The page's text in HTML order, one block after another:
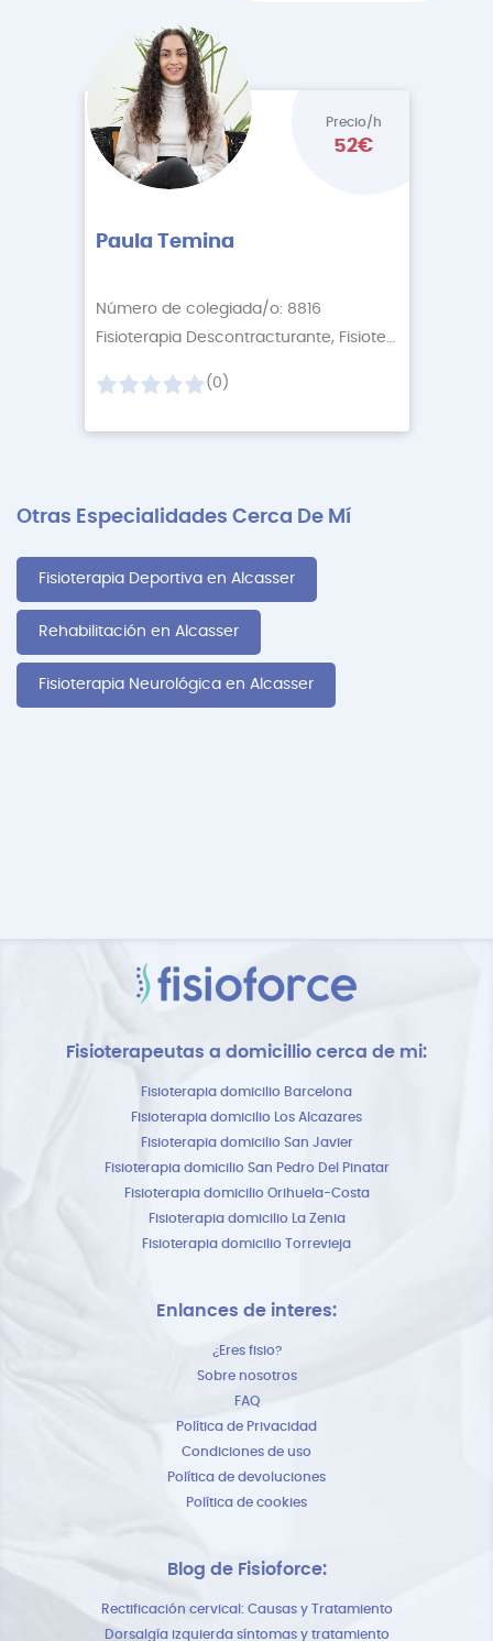
Precio/h
52€
Paula Temina
Número de colegiada/o: 8816
Fisioterapia Descontracturante, Fisioterapia Relaj
(0)
Otras Especialidades Cerca De Mí
Fisioterapia Deportiva en Alcasser
Rehabilitación en Alcasser
Fisioterapia Neurológica en Alcasser
Fisioterapeutas a domicillio cerca de mi:
Fisioterapia domicilio Barcelona
Fisioterapia domicilio Los Alcazares
Fisioterapia domicilio San Javier
Fisioterapia domicilio San Pedro Del Pinatar
Fisioterapia domicilio Orihuela-Costa
Fisioterapia domicilio La Zenia
Fisioterapia domicilio Torrevieja
Enlances de interes:
¿Eres fisio?
Sobre nosotros
FAQ
Política de Privacidad
Condiciones de uso
Política de devoluciones
Política de cookies
Blog de Fisioforce:
Rectificación cervical: Causas y Tratamiento
Dorsalgía izquierda síntomas y tratamiento